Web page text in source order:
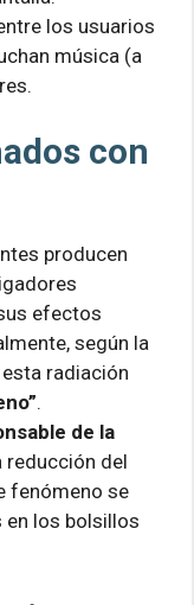
los usuarios
música (a
con
producen
efectos
según la
radiación
.
de la
reducción del
fenómeno se
en los bolsillos